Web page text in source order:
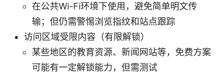
在公共Wi-Fi环境下使用，避免简单明文传
输；但仍需警惕浏览指纹和站点跟踪
访问区域受限内容（有限解锁）
某些地区的教育资源、新闻网站等，免费方案
可能有一定解锁能力，但需测试